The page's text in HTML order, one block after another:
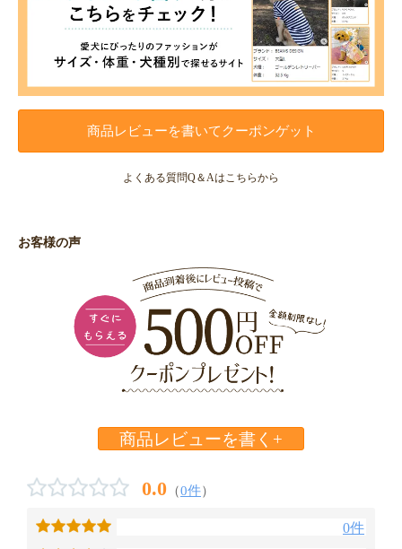
商品レビューを書いてクーポンゲット
よくある質問Q＆Aはこちらから
お客様の声
商品レビューを書く+
0.0 （0件）
0件